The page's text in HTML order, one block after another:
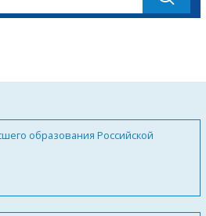
образования Российской